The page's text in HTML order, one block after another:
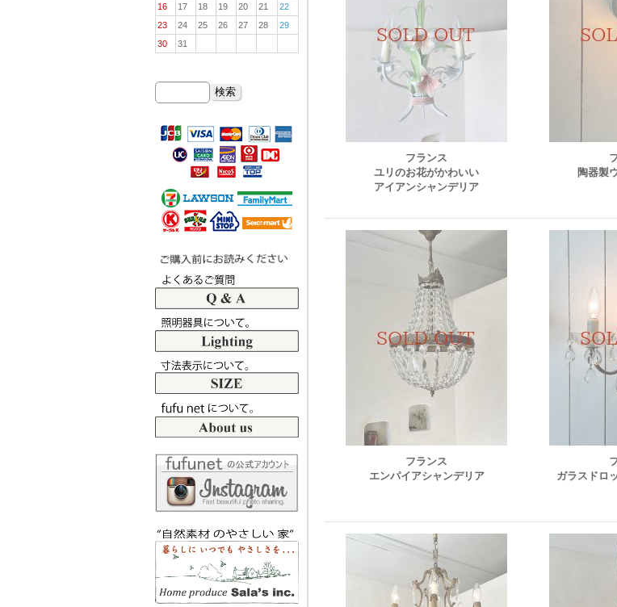
16
17 18 19 20 21
22
23
24 25 26 27 28
29
30
31
フランス
ユリのお花がかわいい
アイアンシャンデリア
陶器製
フランス
エンパイアシャンデリア
ガラスドロ